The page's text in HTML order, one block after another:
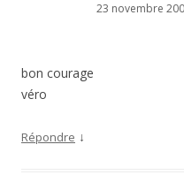
23 novembre
bon courage
véro
Répondre ↓